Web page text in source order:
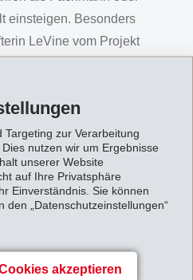
zur Verarbeitung
nutzen wir um Ergebnisse
unserer Website
auf Ihre Privatsphäre
Einverständnis. Sie können
„Datenschutzeinstellungen“
akzeptieren
einsteigen. Besonders
LeVine vom Projekt
als Teenager wertvolle
Auch freute sie zu
auf eigene Initiative das
Interesse und
und jungen Mitarbeitern
bildete ein
dem ersten Bündner